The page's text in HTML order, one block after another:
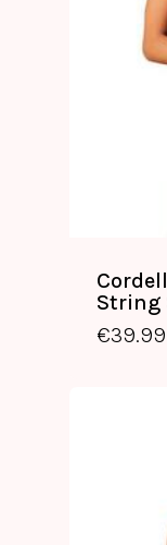
String
€39.99